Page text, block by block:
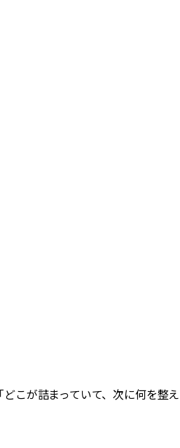
が詰まっていて、次に何を整え